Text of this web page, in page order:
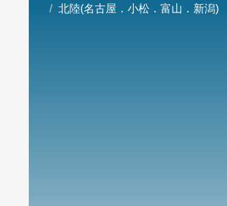
北陸(名古屋．小松．富山．新潟)